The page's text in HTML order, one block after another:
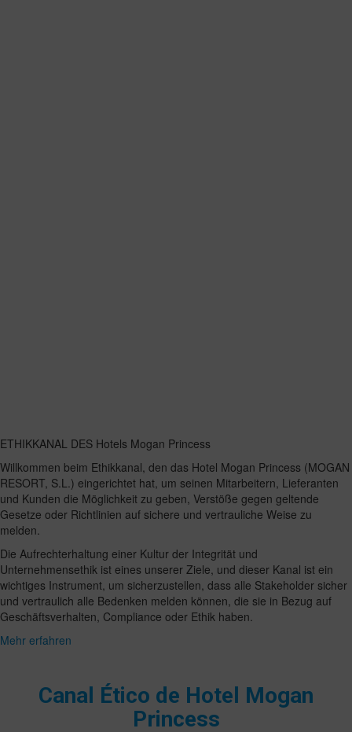
ETHIKKANAL DES Hotels Mogan Princess
Willkommen beim Ethikkanal, den das Hotel Mogan Princess (MOGAN
RESORT, S.L.) eingerichtet hat, um seinen Mitarbeitern, Lieferanten
und Kunden die Möglichkeit zu geben, Verstöße gegen geltende
Gesetze oder Richtlinien auf sichere und vertrauliche Weise zu
melden.
Die Aufrechterhaltung einer Kultur der Integrität und
Unternehmensethik ist eines unserer Ziele, und dieser Kanal ist ein
wichtiges Instrument, um sicherzustellen, dass alle Stakeholder sicher
und vertraulich alle Bedenken melden können, die sie in Bezug auf
Geschäftsverhalten, Compliance oder Ethik haben.
Mehr erfahren